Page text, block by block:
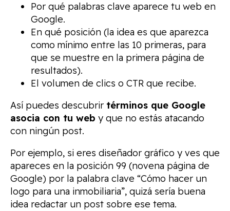
Por qué palabras clave aparece tu web en
Google.
En qué posición (la idea es que aparezca
como mínimo entre las 10 primeras, para
que se muestre en la primera página de
resultados).
El volumen de clics o CTR que recibe.
Así puedes descubrir términos que Google
asocia con tu web y que no estás atacando
con ningún post.
Por ejemplo, si eres diseñador gráfico y ves que
apareces en la posición 99 (novena página de
Google) por la palabra clave “Cómo hacer un
logo para una inmobiliaria”, quizá sería buena
idea redactar un post sobre ese tema.